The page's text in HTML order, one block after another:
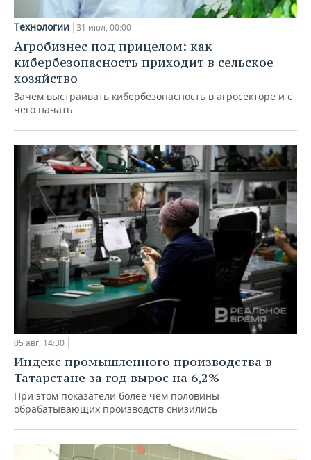
Технологии 31 июл, 00:00
Агробизнес под прицелом: как
кибербезопасность приходит в сельское
хозяйство
Зачем выстраивать кибербезопасность в агросекторе и с
чего начать
05 авг, 14:30
Индекс промышленного производства в
Татарстане за год вырос на 6,2%
При этом показатели более чем половины
обрабатывающих производств снизились